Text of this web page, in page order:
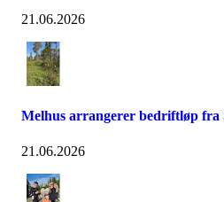
21.06.2026
Melhus arrangerer bedriftløp fra
21.06.2026